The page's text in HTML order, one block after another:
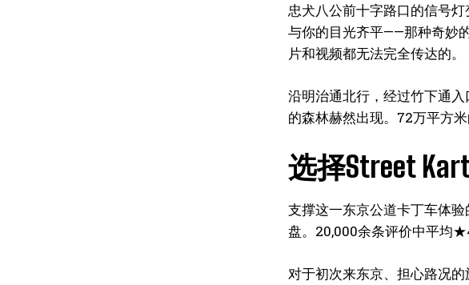
忠犬八公前十字路口的信号
与你的目光齐平——那种奇妙
片和视频都无法完全传达的。
沿明治通北行，经过竹下通
的森林赫然出现。72万平方
选择Street
支撑这一东京公道卡丁车体
盘。20,000余条评价中平均
对于初次来东京、担心路况